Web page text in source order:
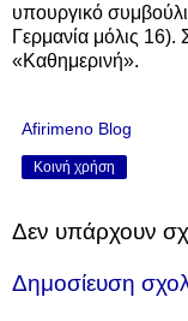
υπουργικό
Γερμανία μόλις
«Καθημερινή».
Afirimeno Blog
Κοινή χρήση
Δεν υπάρχουν
Δημοσίευση